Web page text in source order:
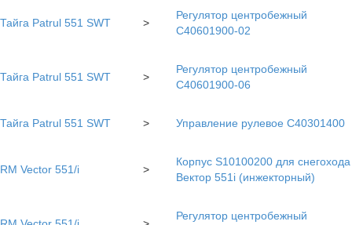
Тайга Patrul 551 SWT >
Регулятор центробежный
C40601900-02
Тайга Patrul 551 SWT >
Регулятор центробежный
С40601900-06
Тайга Patrul 551 SWT > Управление рулевое С40301400
RM Vector 551/i >
Корпус S10100200 для снегохода
Вектор 551i (инжекторный)
Регулятор центробежный